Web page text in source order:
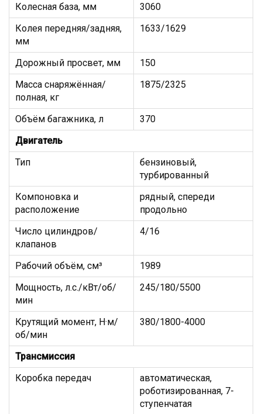
Колесная база, мм
3060
Колея передняя/задняя,
мм
1633/1629
Дорожный просвет, мм
150
Масса снаряжённая/
полная, кг
1875/2325
Объём багажника, л
370
Двигатель
Тип
бензиновый,
турбированный
Компоновка и
расположение
рядный, спереди
продольно
Число цилиндров/
клапанов
4/16
Рабочий объём, см³
1989
Мощность, л.с./кВт/об/
мин
245/180/5500
Крутящий момент, Н·м/
об/мин
380/1800-4000
Трансмиссия
Коробка передач
автоматическая,
роботизированная, 7-
ступенчатая